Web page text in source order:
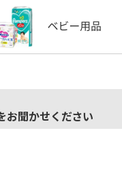
お聞かせください